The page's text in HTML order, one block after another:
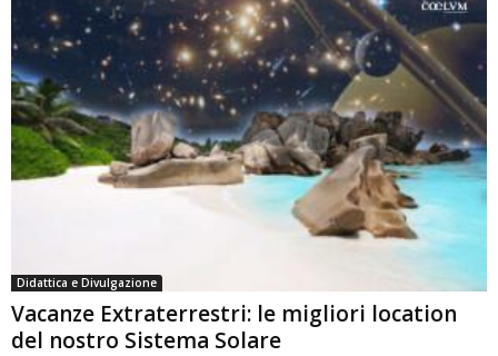
Didattica e Divulgazione
Vacanze Extraterrestri: le migliori location
del nostro Sistema Solare